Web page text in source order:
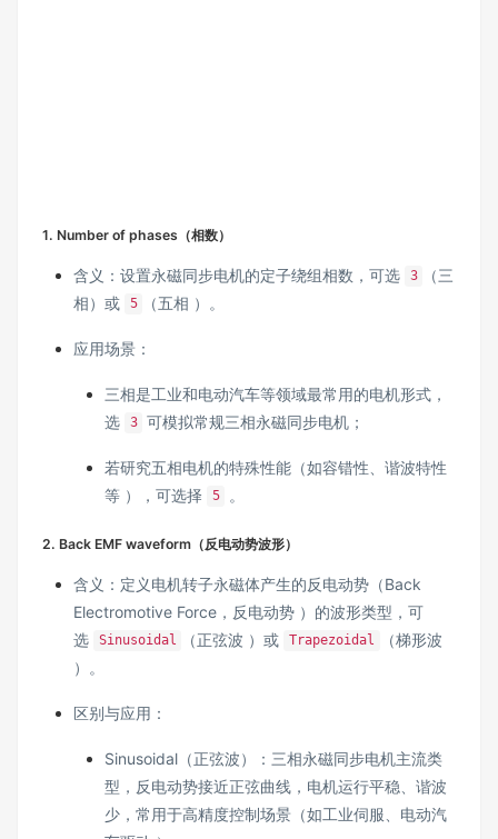
1. Number of phases（相数）
含义：设置永磁同步电机的定子绕组相数，可选 3
（三
相）或
5 （五相 ）。
应用场景：
三相是工业和电动汽车等领域最常用的电机形式，
选
3 可模拟常规三相永磁同步电机；
若研究五相电机的特殊性能（如容错性、谐波特性
等 ），可选择
5 。
2. Back EMF waveform（反电动势波形）
含义：定义电机转子永磁体产生的反电动势（Back
Electromotive Force，反电动势 ）的波形类型，可
选
Sinusoidal （正弦波 ）或 Trapezoidal
（梯形波
）。
区别与应用：
Sinusoidal（正弦波）：三相永磁同步电机主流类
型，反电动势接近正弦曲线，电机运行平稳、谐波
少，常用于高精度控制场景（如工业伺服、电动汽